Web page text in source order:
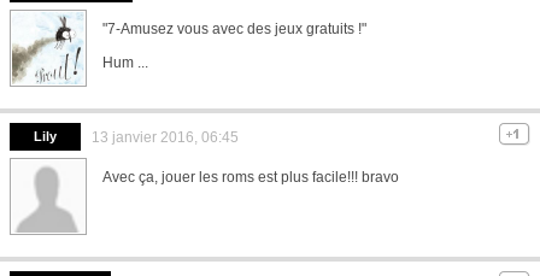
"7-Amusez vous avec des jeux gratuits !"
Hum ...
Lily 13 janvier 2016, 06:45
Avec ça, jouer les roms est plus facile!!! bravo